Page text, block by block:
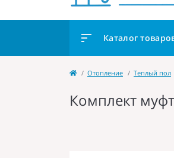
Каталог
Отопление Теплый пол
Комплект